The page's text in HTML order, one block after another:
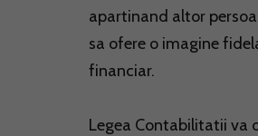
apartinand altor
sa ofere o imagine
financiar.
Legea Contabilitatii va